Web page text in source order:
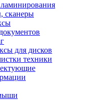
сканеры
для дисков
техники